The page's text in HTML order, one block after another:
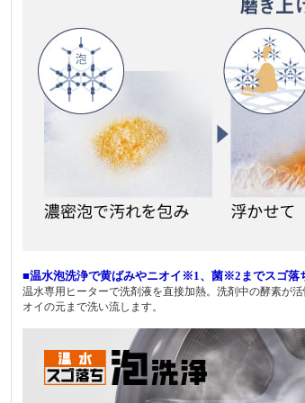
■温水泡洗浄で黄ばみやニオイ※1、菌※2までスゴ落
温水専用ヒーターで洗剤液を直接加熱。洗剤中の酵素が
オイの元まで洗い流します。